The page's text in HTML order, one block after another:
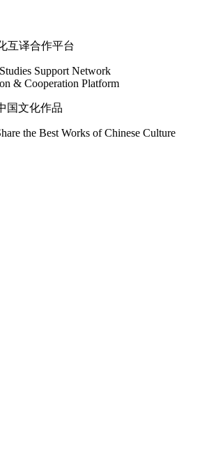
互译合作平台
Support Network
& Cooperation Platform
国文化作品
the Best Works of Chinese Culture